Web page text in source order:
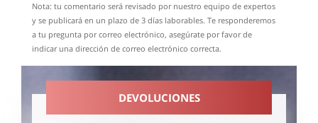
Nota: tu comentario será revisado por nuestro equipo de expertos
y se publicará en un plazo de 3 días laborables. Te responderemos
a tu pregunta por correo electrónico, asegúrate por favor de
indicar una dirección de correo electrónico correcta.
DEVOLUCIONES